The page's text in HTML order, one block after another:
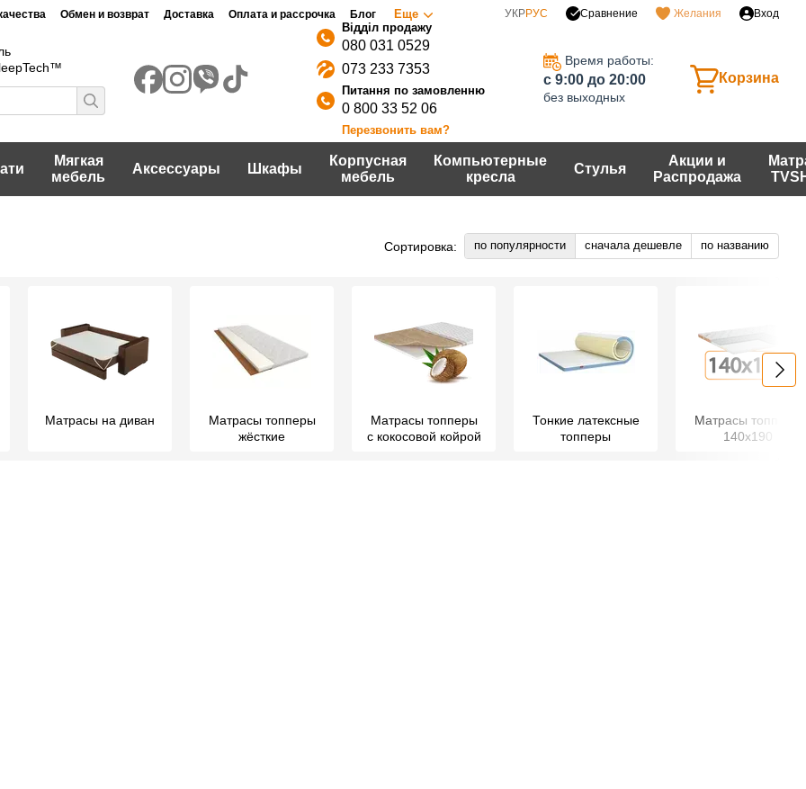
Обмен и возврат Доставка Оплата и рассрочка Блог Еще УКРРУС Сравнение Желания Вход
080 031 0529
073 233 7353
0 800 33 52 06
Перезвонить вам?
Время работы:
c 9:00 до 20:00
без выходных
Корзина
Мягкая
мебель
Аксессуары Шкафы
Корпусная
мебель
Компьютерные
кресла
Стулья
Акции и
Распродажа
Сортировка: по популярности сначала дешевле по названию
Матрасы на диван
Матрасы топперы
жёсткие
Матрасы топперы
с кокосовой койрой
Тонкие латексные
топперы
Матрасы топперы
140х190